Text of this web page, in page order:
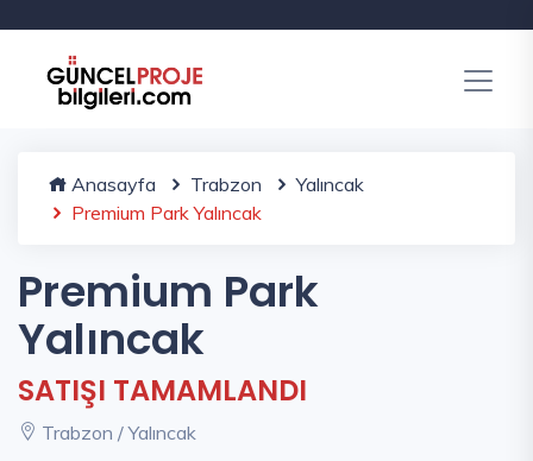
Anasayfa Trabzon
Yalıncak
Premium Park Yalıncak
Premium Park
Yalıncak
SATIŞI TAMAMLANDI
Trabzon / Yalıncak